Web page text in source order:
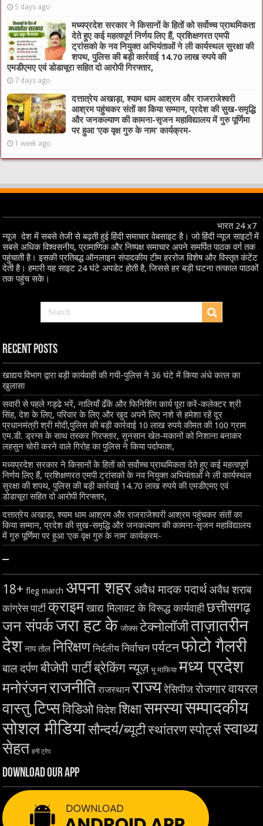
5 days ago
मध्यप्रदेश सरकार ने किसानों के हितों को सर्वोच्च प्राथमिकता
देते हुए कई महत्वपूर्ण निर्णय लिए हैं, प्रशिक्षणरत एमपी
ट्रांसको के नव नियुक्त अभियंताओं ने ली कार्यस्थल सुरक्षा की
शपथ, पुलिस की बड़ी कार्रवाई 14.70 लाख रुपये की
एमडीएमए एवं डोडाचूरा सहित दो आरोपी गिरफ्तार,
7 days ago
दत्तात्रेय अखाड़ा, श्याम धाम आश्रम और राजराजेश्वरी
आश्रम पहुंचकर संतों का किया सम्मान, प्रदेश की सुख-समृद्धि
और जनकल्याण की कामना-सृजन महाविद्यालय में गुरु पूर्णिमा
पर हुआ ‘एक वृक्ष गुरु के नाम’ कार्यक्रम-
1 week ago
भारत 24 x7
न्यूज देश में सबसे तेजी से बढ़ती हुई हिंदी समाचार वेबसाइट है। जो हिंदी न्यूज साइटों में
सबसे अधिक विश्वसनीय, प्रामाणिक और निष्पक्ष समाचार अपने समर्पित पाठक वर्ग तक
पहुंचाती है। इसकी प्रतिबद्ध ऑनलाइन संपादकीय टीम हररोज विशेष और विस्तृत कंटेंट
देती है। हमारी यह साइट 24 घंटे अपडेट होती है, जिससे हर बड़ी घटना तत्काल पाठकों
तक पहुंच सके।
Recent Posts
खाद्यय विभाग द्वारा बड़ी कार्यवाही की गयी-पुलिस ने 36 घंटे में किया अंधे कत्ल का
खुलासा
सवारी से पहले गड्ढे भरें, नालियाँ ढँकें और फिनिशिंग कार्य पूरा करें-कलेक्टर श्री
सिंह, देश के लिए, परिवार के लिए और खुद अपने लिए नशे से हमेशा रहें दूर
प्रधानमंत्री श्री मोदी,पुलिस की बड़ी कार्रवाई 10 लाख रुपये कीमत की 100 ग्राम
एम.डी. ड्रग्स के साथ तस्कर गिरफ्तार, सुनसान खेत-मकानों को निशाना बनाकर
लहसुन चोरी करने वाले गिरोह का पुलिस ने किया पर्दाफाश,
मध्यप्रदेश सरकार ने किसानों के हितों को सर्वोच्च प्राथमिकता देते हुए कई महत्वपूर्ण
निर्णय लिए हैं, प्रशिक्षणरत एमपी ट्रांसको के नव नियुक्त अभियंताओं ने ली कार्यस्थल
सुरक्षा की शपथ, पुलिस की बड़ी कार्रवाई 14.70 लाख रुपये की एमडीएमए एवं
डोडाचूरा सहित दो आरोपी गिरफ्तार,
दत्तात्रेय अखाड़ा, श्याम धाम आश्रम और राजराजेश्वरी आश्रम पहुंचकर संतों का
किया सम्मान, प्रदेश की सुख-समृद्धि और जनकल्याण की कामना-सृजन महाविद्यालय
में गुरु पूर्णिमा पर हुआ ‘एक वृक्ष गुरु के नाम’ कार्यक्रम-
–
18+ fleg march अपना शहरअवैध मादक पदार्थअवैध शराब
कांग्रेस पार्टी क्राइमखाद्य मिलावट के विरूद्ध कार्यवाहीछत्तीसगढ़
जन संपर्कजरा हट के जोक्स टेक्नोलॉजीताज़ातरीन
देश नाप तोल निरिक्षण निर्दलीय निर्वाचनपर्यटनफोटो गैलरी
बाल दर्पणबीजेपी पार्टीब्रेकिंग न्यूज़ भू माफिया मध्य प्रदेश
मनोरंजनराजनीति राजस्थान राज्यरेसिपीज रोजगारवायरल
वास्तु टिप्सविडिओ विदेश शिक्षासमस्यासम्पादकीय
सोशल मीडियासौन्दर्य/ब्यूटीस्थांतरणस्पोर्ट्सस्वाथ्य
सेहत हनी ट्रेप
Download Our App